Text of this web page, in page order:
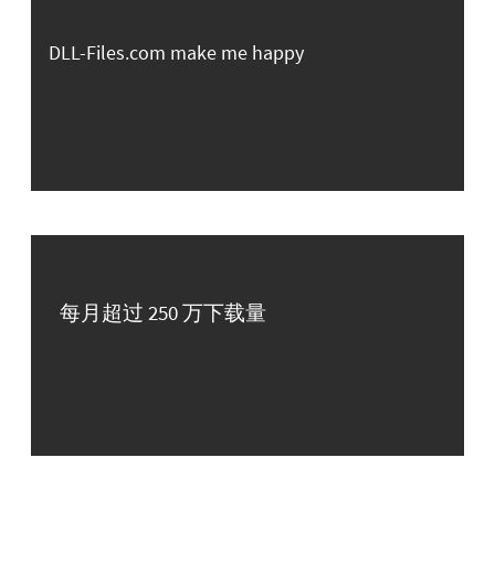
DLL-Files.com make me happy
每月超过 250 万下载量